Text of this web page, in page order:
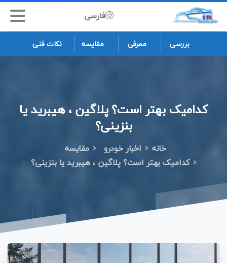
فارسی
بررسی معرفی مقایسه نکات فنی
کدامیکبهتراست؟پلاگین، هیبریدیا
بنزینی؟
خانه اخبار خودرو
مقایسه
کدامیک بهتر است؟ پلاگین ، هیبرید یا بنزینی؟